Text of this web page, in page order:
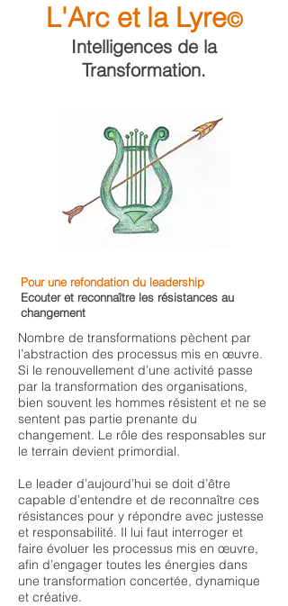
L'Arc et la Lyre©
Intelligences de la
Transformation.
Pour une refondation du leadership
Ecouter et reconnaître les résistances au
changement
Nombre de transformations pèchent par
l’abstraction des processus mis en œuvre.
Si le renouvellement d’une activité passe
par la transformation des organisations,
bien souvent les hommes résistent et ne se
sentent pas partie prenante du
changement. Le rôle des responsables sur
le terrain devient primordial.
Le leader d’aujourd’hui se doit d’être
capable d’entendre et de reconnaître ces
résistances pour y répondre avec justesse
et responsabilité. Il lui faut interroger et
faire évoluer les processus mis en œuvre,
afin d’engager toutes les énergies dans
une transformation concertée, dynamique
et créative.